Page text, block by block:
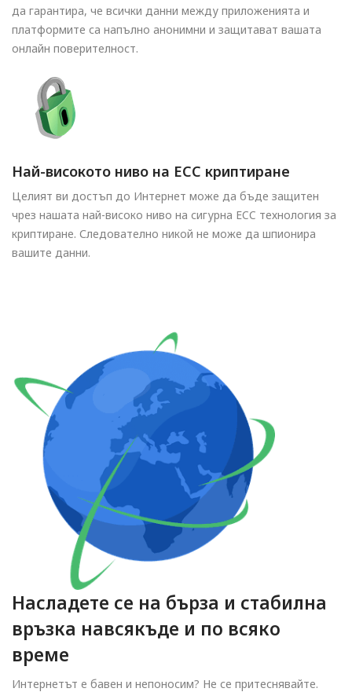
да гарантира, че всички данни между приложенията и
платформите са напълно анонимни и защитават вашата
онлайн поверителност.
Най-високото ниво на ECC криптиране
Целият ви достъп до Интернет може да бъде защитен
чрез нашата най-високо ниво на сигурна ECC технология за
криптиране. Следователно никой не може да шпионира
вашите данни.
Насладете се на бърза и стабилна
връзка навсякъде и по всяко
време
Интернетът е бавен и непоносим? Не се притеснявайте.